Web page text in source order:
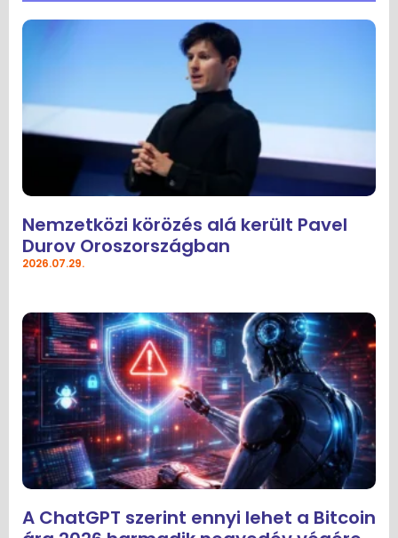
Nemzetközi körözés alá került Pavel
Durov Oroszországban
2026.07.29.
A ChatGPT szerint ennyi lehet a Bitcoin